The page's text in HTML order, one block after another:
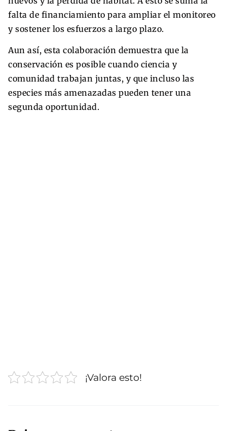
falta de financiamiento para ampliar el monitoreo
y sostener los esfuerzos a largo plazo.
Aun así, esta colaboración demuestra que la
conservación es posible cuando ciencia y
comunidad trabajan juntas, y que incluso las
especies más amenazadas pueden tener una
segunda oportunidad.
¡Valora esto!